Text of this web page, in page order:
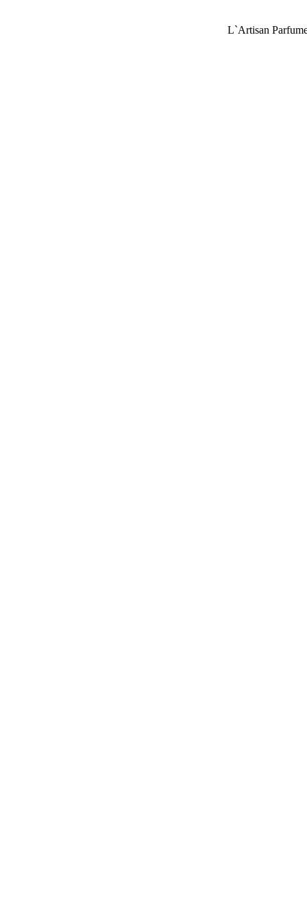
L`Artisan